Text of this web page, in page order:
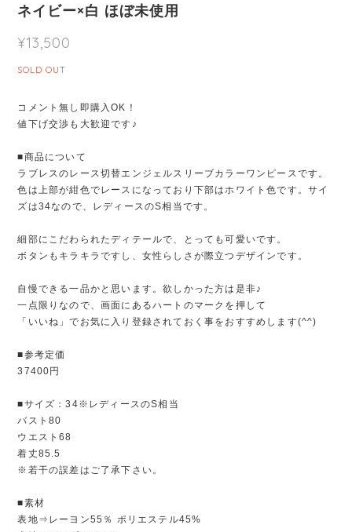
ネイビー×白 ほぼ未使用
¥13,500
SOLD OUT
コメント無し即購入OK！
値下げ交渉も大歓迎です♪
■商品について
ラブレスのレース切替エンジェルスリーブカラーワンピースです。
色は上部が紺色でレースになっており下部はホワイト色です。サイ
ズは34なので、レディースのS相当です。
細部にこだわられたディテールで、とっても可愛いです。
ボタンもキラキラですし、女性らしさが際立つデザインです。
自慢できる一品かと思います。欲しかった方は是非♪
一点限りなので、画面にあるハートのマークを押して
「いいね」でお気に入り登録されておく事をおすすめします(^^)
■参考定価
37400円
■サイズ：34※レディースのS相当
バスト80
ウエスト68
着丈85.5
※若干の誤差はご了承下さい。
■素材
表地⇒レーヨン55％ ポリエステル45%